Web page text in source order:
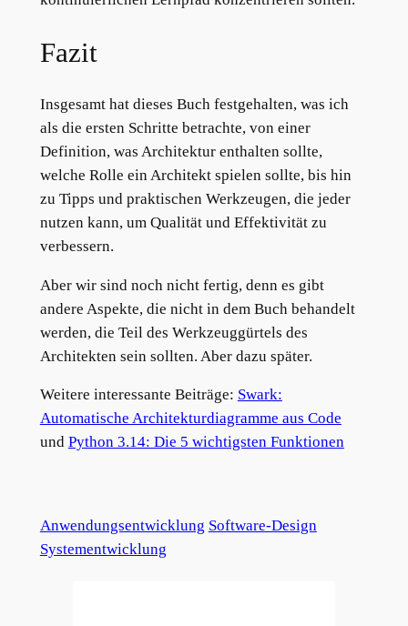
Fazit
Insgesamt hat dieses Buch festgehalten, was ich
als die ersten Schritte betrachte, von einer
Definition, was Architektur enthalten sollte,
welche Rolle ein Architekt spielen sollte, bis hin
zu Tipps und praktischen Werkzeugen, die jeder
nutzen kann, um Qualität und Effektivität zu
verbessern.
Aber wir sind noch nicht fertig, denn es gibt
andere Aspekte, die nicht in dem Buch behandelt
werden, die Teil des Werkzeuggürtels des
Architekten sein sollten. Aber dazu später.
Weitere interessante Beiträge: Swark:
Automatische Architekturdiagramme aus Code
und Python 3.14: Die 5 wichtigsten Funktionen
Anwendungsentwicklung Software-Design
Systementwicklung